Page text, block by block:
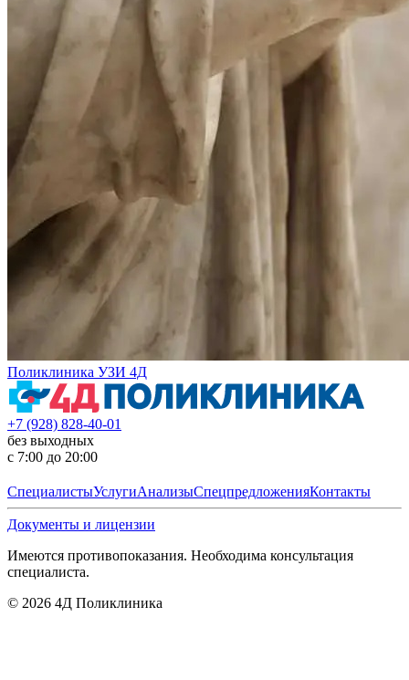
Поликлиника УЗИ 4Д
+7 (928) 828-40-01
без выходных
с 7:00 до 20:00
СпециалистыУслугиАнализыСпецпредложенияКонтакты
Документы и лицензии
Имеются противопоказания. Необходима консультация
специалиста.
© 2026 4Д Поликлиника